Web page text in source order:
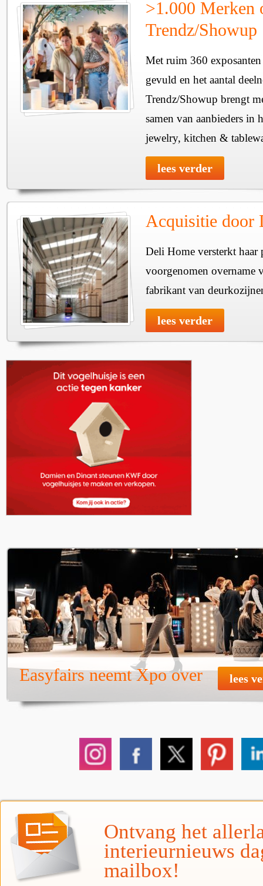
>1.000 Merken
Trendz/Showup
Met ruim 360
gevuld en het aantal
Trendz/Showup brengt
samen van aanbieders in
jewelry, kitchen &
lees verder
Acquisitie door
Deli Home versterkt haar
voorgenomen overname
fabrikant van
lees verder
Easyfairs neemt Xpo over lees
Ontvang het
interieurnieuws
mailbox!